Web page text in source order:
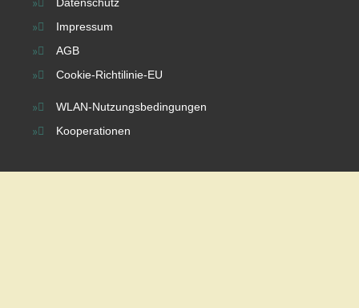
Datenschutz
Impressum
AGB
Cookie-Richtilinie-EU
WLAN-Nutzungsbedingungen
Kooperationen